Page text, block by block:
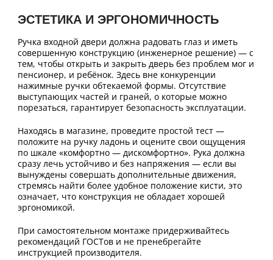
ЭСТЕТИКА И ЭРГОНОМИЧНОСТЬ
Ручка входной двери должна радовать глаз и иметь
совершенную конструкцию (инженерное решение) — с
тем, чтобы открыть и закрыть дверь без проблем мог и
пенсионер, и ребёнок. Здесь вне конкуренции
нажимные ручки обтекаемой формы. Отсутствие
выступающих частей и граней, о которые можно
порезаться, гарантирует безопасность эксплуатации.
Находясь в магазине, проведите простой тест —
положите на ручку ладонь и оцените свои ощущения
по шкале «комфортно — дискомфортно». Рука должна
сразу лечь устойчиво и без напряжения — если вы
вынуждены совершать дополнительные движения,
стремясь найти более удобное положение кисти, это
означает, что конструкция не обладает хорошей
эргономикой.
При самостоятельном монтаже придерживайтесь
рекомендаций ГОСТов и не пренебрегайте
инструкцией производителя.